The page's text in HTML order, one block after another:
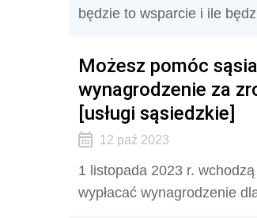
będzie to wsparcie i ile
Możesz pomóc
wynagrodzenie za
[usługi sąsiedzkie]
12 paź 2023
1 listopada 2023 r.
wypłacać wynagrodzenie